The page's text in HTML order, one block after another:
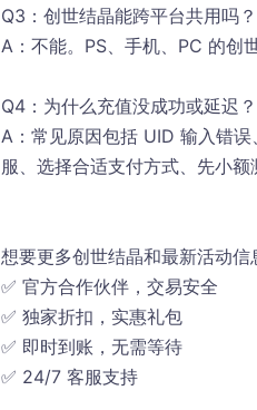
Q3：创世结晶能跨平台共用吗？
A：不能。PS、手机、PC 的创
Q4：为什么充值没成功或延迟？
A：常见原因包括 UID 输入错
服、选择合适支付方式、先小额
想要更多创世结晶和最新活动信
✅ 官方合作伙伴，交易安全
✅ 独家折扣，实惠礼包
✅ 即时到账，无需等待
✅ 24/7 客服支持